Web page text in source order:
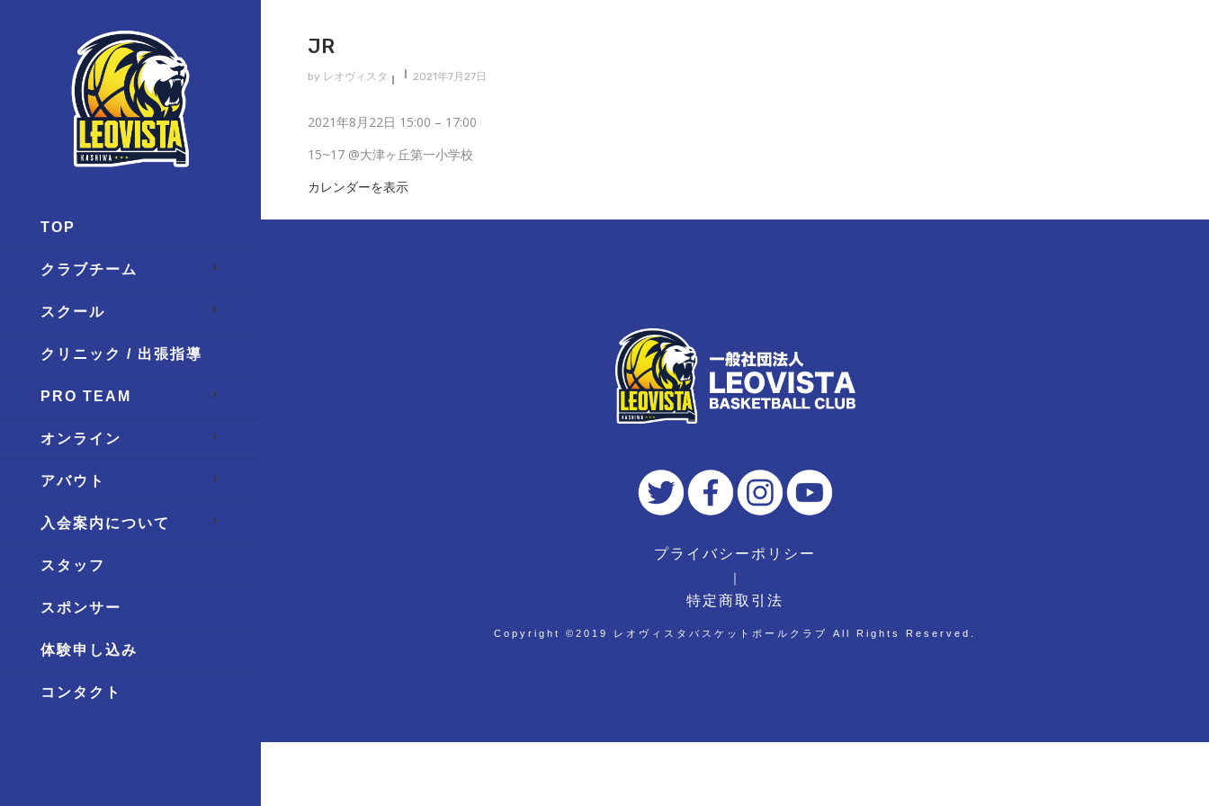
TOP
クラブチーム
スクール
クリニック / 出張指導
PRO TEAM
オンライン
アバウト
入会案内について
スタッフ
スポンサー
体験申し込み
コンタクト
JR
by レオヴィスタ 2021年7月27日
Jr
2021年8月22日 15:00 – 17:00
15~17 @大津ヶ丘第一小学校
カレンダーを表示
プライバシーポリシー
｜
特定商取引法
Copyright ©︎2019 レオヴィスタバスケットボールクラブ All Rights Reserved.